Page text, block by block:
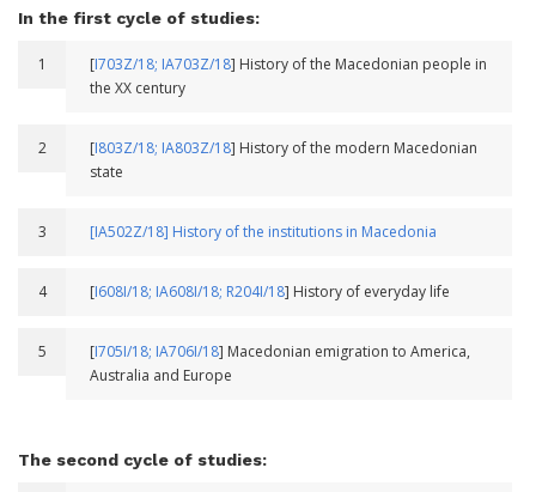
In the first cycle of studies:
1 [I703Z/18; IA703Z/18] History of the Macedonian people in
the XX century
2 [I803Z/18; IA803Z/18] History of the modern Macedonian
state
3 [IA502Z/18] History of the institutions in Macedonia
4 [I608I/18; IA608I/18; R204I/18] History of everyday life
5 [I705I/18; IA706I/18] Macedonian emigration to America,
Australia and Europe
The second cycle of studies: